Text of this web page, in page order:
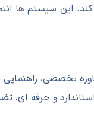
این سیستم ها
تخصصی، راهنمایی
و حرفه ای،